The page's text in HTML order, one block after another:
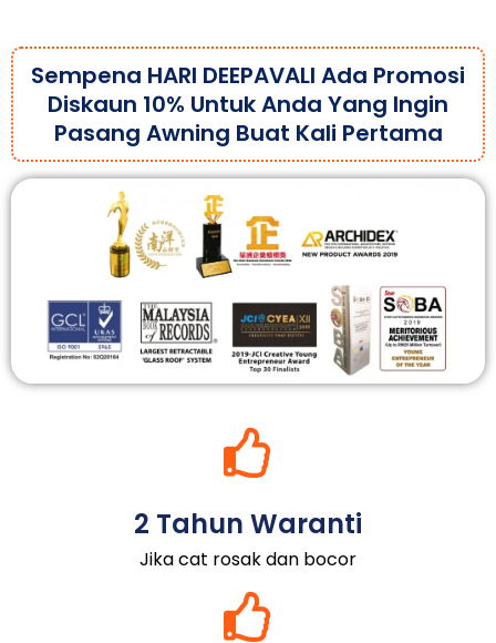
Sempena HARI DEEPAVALI Ada Promosi
Diskaun 10% Untuk Anda Yang Ingin
Pasang Awning Buat Kali Pertama
2 Tahun Waranti
Jika cat rosak dan bocor